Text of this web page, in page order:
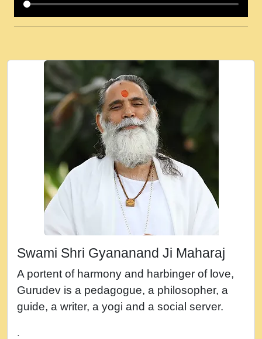
कई पकड क मर हथ र मह वदवन पहच दय! मह जन
Ki - Krishna Bhajan - New Bhajan 2020
#Ishwar Bhakti.mp3
जब से गीता ज्ञान पाया मैं बड़ी मस्ती में हूँ । 2018 -
Rishikesh - Ratan Ji Rasik.mp3
तन हल दल द सनव मड उतत सर रख क, नल रव त
गल लग जव त सर उतत हथ रख द!.mp3
तू कर प्रीतम से प्रीत, यूहीं दिन बीतते जाते हैं ।
2018 - Rishikesh - Swami Gyananand Ji
Maharaj.mp3
न म गवद गपल गद फर, पयर महन न रझद फर! shri
नह भरस रह लडडल... अपन खट करम क !!!! मह दद
सहर चरण क .....mp3
बगड नसब कसन सवर तर बगर Shri ravinandan
shastri ji maharaj.mp3
Swami Shri Gyananand Ji Maharaj
A portent of harmony and harbinger of love,
Gurudev is a pedagogue, a philosopher, a
guide, a writer, a yogi and a social server.
.